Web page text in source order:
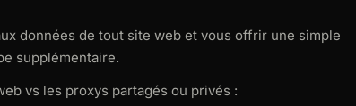
données de tout site web et vous offrir une simple
supplémentaire.
vs les proxys partagés ou privés :